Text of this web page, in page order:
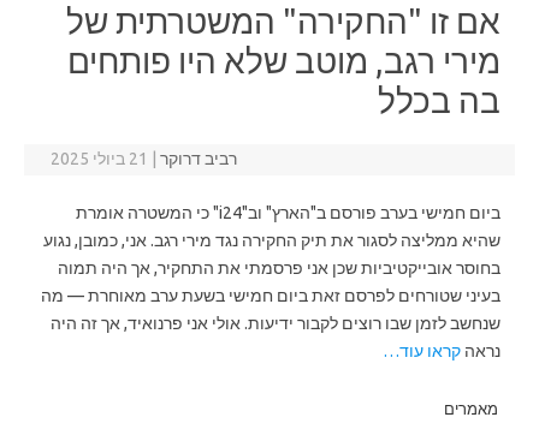
אם זו "החקירה" המשטרתית של
מירי רגב, מוטב שלא היו פותחים
בה בכלל
רביב דרוקר 21 ביולי 2025
ביום חמישי בערב פורסם ב"הארץ" וב"i24" כי המשטרה אומרת
שהיא ממליצה לסגור את תיק החקירה נגד מירי רגב. אני, כמובן, נגוע
בחוסר אובייקטיביות שכן אני פרסמתי את התחקיר, אך היה תמוה
בעיני שטורחים לפרסם זאת ביום חמישי בשעת ערב מאוחרת — מה
שנחשב לזמן שבו רוצים לקבור ידיעות. אולי אני פרנואיד, אך זה היה
נראה קראו עוד…
מאמרים